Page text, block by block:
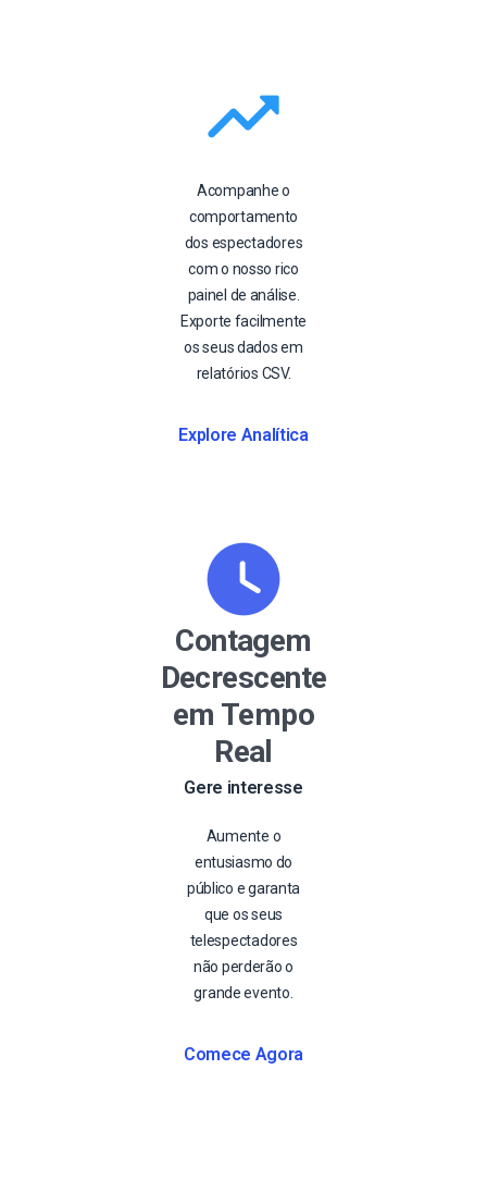
Acompanhe o
comportamento
dos espectadores
com o nosso rico
painel de análise.
Exporte facilmente
os seus dados em
relatórios CSV.
Explore Analítica
Contagem
Decrescente
em Tempo
Real
Gere interesse
Aumente o
entusiasmo do
público e garanta
que os seus
telespectadores
não perderão o
grande evento.
Comece Agora